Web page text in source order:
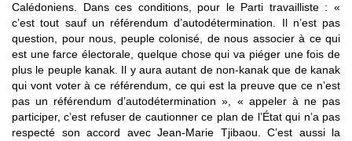
Calédoniens. Dans ces conditions, pour le Parti travailliste : «
c’est tout sauf un référendum d’autodétermination. Il n’est pas
question, pour nous, peuple colonisé, de nous associer à ce qui
est une farce électorale, quelque chose qui va piéger une fois de
plus le peuple kanak. Il y aura autant de non-kanak que de kanak
qui vont voter à ce référendum, ce qui est la preuve que ce n’est
pas un référendum d’autodétermination », « appeler à ne pas
participer, c’est refuser de cautionner ce plan de l’État qui n’a pas
respecté son accord avec Jean-Marie Tjibaou. C’est aussi la